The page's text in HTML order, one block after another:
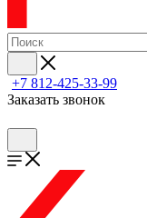
+7 812-425-33-99
Заказать звонок